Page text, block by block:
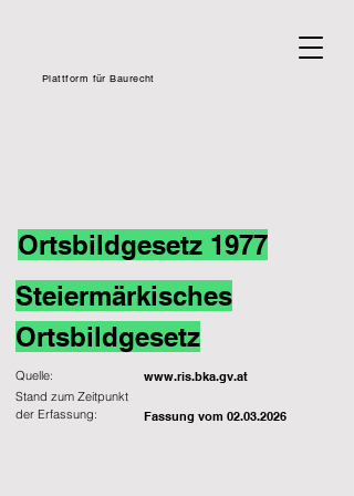
Plattform für Baurecht
Ortsbildgesetz 1977
Steiermärkisches
Ortsbildgesetz
Quelle: www.ris.bka.gv.at
Fassung vom 02.03.2026
Stand zum Zeitpunkt
der Erfassung: